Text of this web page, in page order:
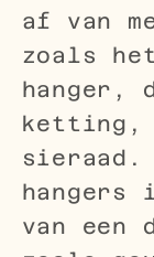
af van
zoals
hanger,
ketting,
sieraad.
hangers
van een